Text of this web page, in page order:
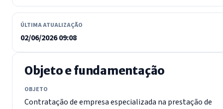
ÚLTIMA ATUALIZAÇÃO
02/06/2026 09:08
Objeto e fundamentação
OBJETO
Contratação de empresa especializada na prestação de